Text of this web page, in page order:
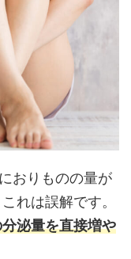
おりものの量が
れは誤解です。
泌量を直接増や